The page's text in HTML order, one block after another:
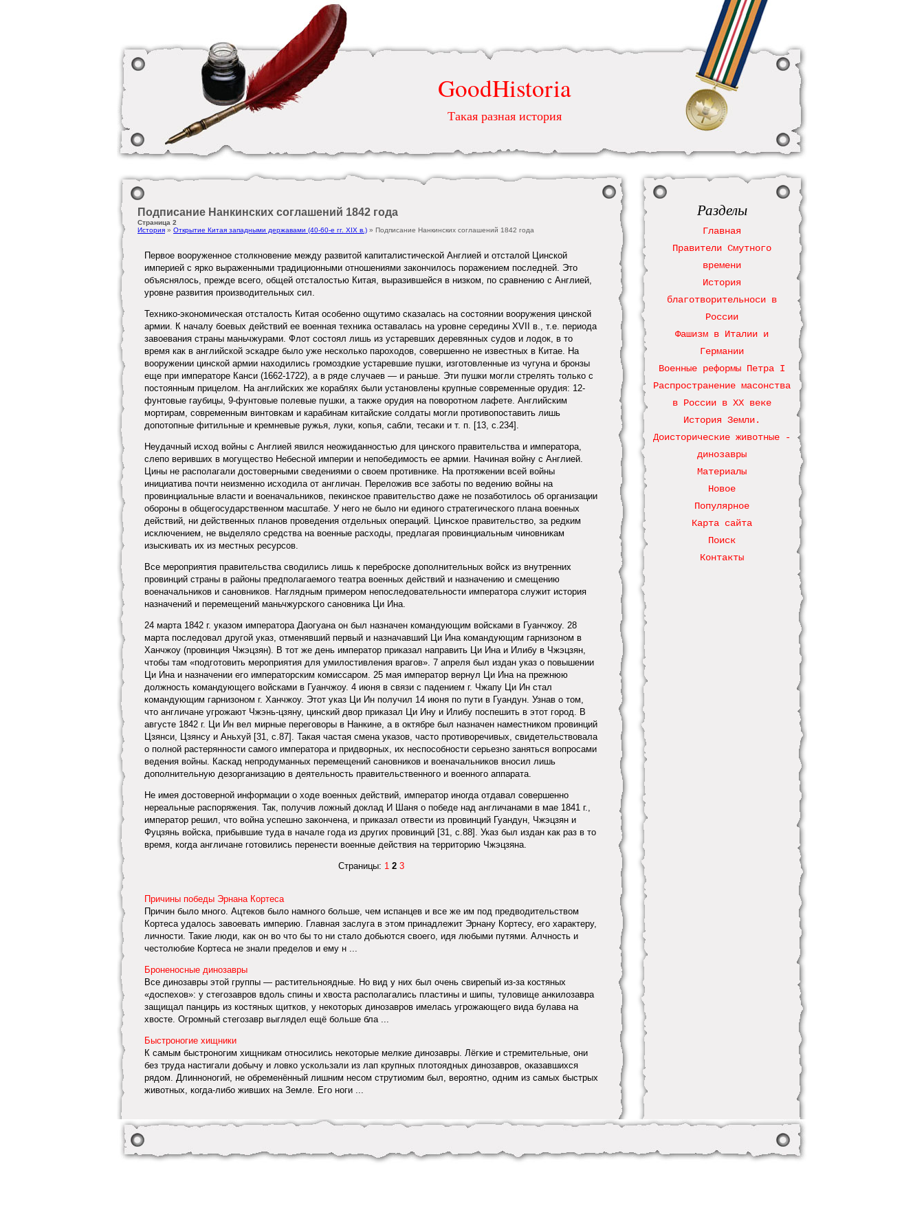
GoodHistoria
Такая разная история
Подписание Нанкинских соглашений 1842 года
Страница 2
История » Открытие Китая западными державами (40-60-е гг. XIX в.) » Подписание Нанкинских соглашений 1842 года
Первое вооруженное столкновение между развитой капиталистической Англией и отсталой Цинской
империей с ярко выраженными традиционными отношениями закончилось поражением последней. Это
объяснялось, прежде всего, общей отсталостью Китая, выразившейся в низком, по сравнению с Англией,
уровне развития производительных сил.
Технико-экономическая отсталость Китая особенно ощутимо сказалась на состоянии вооружения цинской
армии. К началу боевых действий ее военная техника оставалась на уровне середины XVII в., т.е. периода
завоевания страны маньчжурами. Флот состоял лишь из устаревших деревянных судов и лодок, в то
время как в английской эскадре было уже несколько пароходов, совершенно не известных в Китае. На
вооружении цинской армии находились громоздкие устаревшие пушки, изготовленные из чугуна и бронзы
еще при императоре Канси (1662-1722), а в ряде случаев — и раньше. Эти пушки могли стрелять только с
постоянным прицелом. На английских же кораблях были установлены крупные современные орудия: 12-
фунтовые гаубицы, 9-фунтовые полевые пушки, а также орудия на поворотном лафете. Английским
мортирам, современным винтовкам и карабинам китайские солдаты могли противопоставить лишь
допотопные фитильные и кремневые ружья, луки, копья, сабли, тесаки и т. п. [13, с.234].
Неудачный исход войны с Англией явился неожиданностью для цинского правительства и императора,
слепо веривших в могущество Небесной империи и непобедимость ее армии. Начиная войну с Англией.
Цины не располагали достоверными сведениями о своем противнике. На протяжении всей войны
инициатива почти неизменно исходила от англичан. Переложив все заботы по ведению войны на
провинциальные власти и военачальников, пекинское правительство даже не позаботилось об организации
обороны в общегосударственном масштабе. У него не было ни единого стратегического плана военных
действий, ни действенных планов проведения отдельных операций. Цинское правительство, за редким
исключением, не выделяло средства на военные расходы, предлагая провинциальным чиновникам
изыскивать их из местных ресурсов.
Все мероприятия правительства сводились лишь к переброске дополнительных войск из внутренних
провинций страны в районы предполагаемого театра военных действий и назначению и смещению
военачальников и сановников. Наглядным примером непоследовательности императора служит история
назначений и перемещений маньчжурского сановника Ци Ина.
24 марта 1842 г. указом императора Даогуана он был назначен командующим войсками в Гуанчжоу. 28
марта последовал другой указ, отменявший первый и назначавший Ци Ина командующим гарнизоном в
Ханчжоу (провинция Чжэцзян). В тот же день император приказал направить Ци Ина и Илибу в Чжэцзян,
чтобы там «подготовить мероприятия для умилостивления врагов». 7 апреля был издан указ о повышении
Ци Ина и назначении его императорским комиссаром. 25 мая император вернул Ци Ина на прежнюю
должность командующего войсками в Гуанчжоу. 4 июня в связи с падением г. Чжапу Ци Ин стал
командующим гарнизоном г. Ханчжоу. Этот указ Ци Ин получил 14 июня по пути в Гуандун. Узнав о том,
что англичане угрожают Чжэнь-цзяну, цинский двор приказал Ци Ину и Илибу поспешить в этот город. В
августе 1842 г. Ци Ин вел мирные переговоры в Нанкине, а в октябре был назначен наместником провинций
Цзянси, Цзянсу и Аньхуй [31, с.87]. Такая частая смена указов, часто противоречивых, свидетельствовала
о полной растерянности самого императора и придворных, их неспособности серьезно заняться вопросами
ведения войны. Каскад непродуманных перемещений сановников и военачальников вносил лишь
дополнительную дезорганизацию в деятельность правительственного и военного аппарата.
Не имея достоверной информации о ходе военных действий, император иногда отдавал совершенно
нереальные распоряжения. Так, получив ложный доклад И Шаня о победе над англичанами в мае 1841 г.,
император решил, что война успешно закончена, и приказал отвести из провинций Гуандун, Чжэцзян и
Фуцзянь войска, прибывшие туда в начале года из других провинций [31, с.88]. Указ был издан как раз в то
время, когда англичане готовились перенести военные действия на территорию Чжэцзяна.
Страницы: 1 2 3
Причины победы Эрнана Кортеса
Причин было много. Ацтеков было намного больше, чем испанцев и все же им под предводительством
Кортеса удалось завоевать империю. Главная заслуга в этом принадлежит Эрнану Кортесу, его характеру,
личности. Такие люди, как он во что бы то ни стало добьются своего, идя любыми путями. Алчность и
честолюбие Кортеса не знали пределов и ему н ...
Броненосные динозавры
Все динозавры этой группы — растительноядные. Но вид у них был очень свирепый из-за костяных
«доспехов»: у стегозавров вдоль спины и хвоста располагались пластины и шипы, туловище анкилозавра
защищал панцирь из костяных щитков, у некоторых динозавров имелась угрожающего вида булава на
хвосте. Огромный стегозавр выгля­дел ещё больше бла ...
Быстроногие хищники
К самым быстроногим хищникам относились некоторые мелкие динозавры. Лёгкие и стремительные, они
без труда настигали добычу и ловко ускользали из лап крупных плотоядных динозавров, оказавшихся
рядом. Длинноногий, не обременён­ный лишним несом струтиомим был, вероятно, одним из самых быстрых
животных, когда-либо живших на Земле. Его ноги ...
Разделы
Главная
Правители Смутного
времени
История
благотворительноси в
России
Фашизм в Италии и
Германии
Военные реформы Петра І
Распространение масонства
в России в ХХ веке
История Земли.
Доисторические животные -
динозавры
Материалы
Новое
Популярное
Карта сайта
Поиск
Контакты